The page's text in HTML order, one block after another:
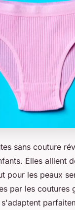
sans couture
Elles allient
pour les peaux
par les coutures